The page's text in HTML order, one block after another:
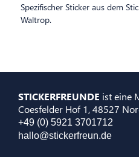
Spezifischer Sticker aus dem
Waltrop.
STICKERFREUNDE ist eine
Coesfelder Hof 1, 48527
+49 (0) 5921 3701712
hallo@stickerfreun.de